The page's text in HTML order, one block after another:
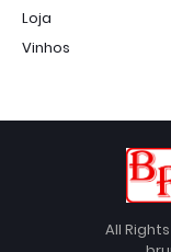
Loja
Vinhos
All